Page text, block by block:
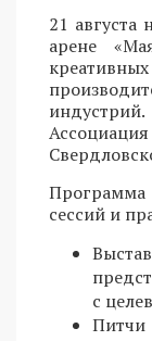
21 августа
арене
Программа
сессий и
с
Питчи